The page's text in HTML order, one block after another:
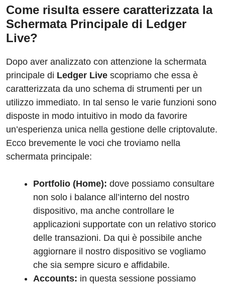
Come risulta essere caratterizzata la
Schermata Principale di Ledger
Live?
Dopo aver analizzato con attenzione la schermata
principale di Ledger Live scopriamo che essa è
caratterizzata da uno schema di strumenti per un
utilizzo immediato. In tal senso le varie funzioni sono
disposte in modo intuitivo in modo da favorire
un’esperienza unica nella gestione delle criptovalute.
Ecco brevemente le voci che troviamo nella
schermata principale:
Portfolio (Home): dove possiamo consultare
non solo i balance all’interno del nostro
dispositivo, ma anche controllare le
applicazioni supportate con un relativo storico
delle transazioni. Da qui è possibile anche
aggiornare il nostro dispositivo se vogliamo
che sia sempre sicuro e affidabile.
Accounts: in questa sessione possiamo